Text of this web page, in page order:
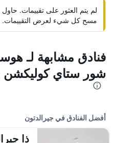
لم يتم العثور على تقييمات.
مسح كل شيء لعرض التقييمات.
فنادق مشابهة لـ
شور ستاي
أفضل الفنادق في جيرالدتون